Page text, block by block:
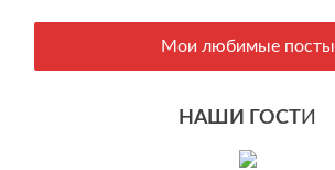
Мои любимые посты
НАШИ ГОСТ И